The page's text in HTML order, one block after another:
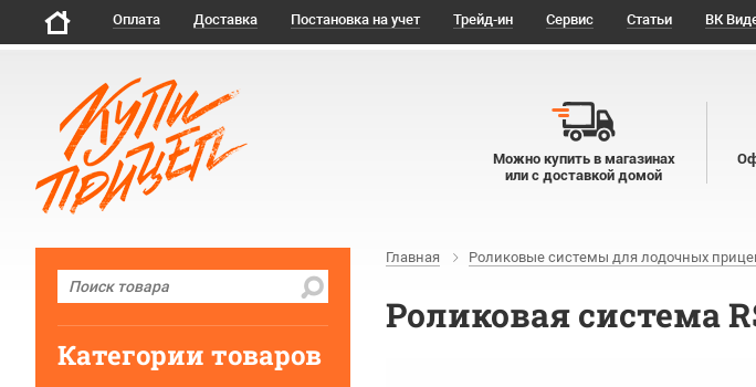
Оплата Доставка Постановка на учет Трейд-ин Сервис Статьи ВК
Можно купить в магазинах
или с доставкой домой
Главная Роликовые системы для лодочных
Роликовая система
Категории товаров